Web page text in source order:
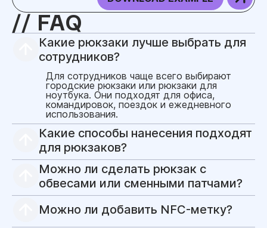
FAQ
Какие рюкзаки лучше выбрать для
сотрудников?
Для сотрудников чаще всего выбирают
городские рюкзаки или рюкзаки для
ноутбука. Они подходят для офиса,
командировок, поездок и ежедневного
использования.
Какие способы нанесения подходят
для рюкзаков?
Для рюкзаков можно использовать DTF-
печать, шелкографию, вышивку, шевроны,
патчи, термотрансфер, шильды, бирки и
брендированные пуллеры. Технология
зависит от материала и зоны нанесения.
Можно ли сделать рюкзак с
обвесами или сменными патчами?
Да, можно добавить съёмные обвесы,
патчи, ремувки, карабины, подвесы,
пуллеры, элементы из паракорда или
Можно ли добавить NFC-метку?